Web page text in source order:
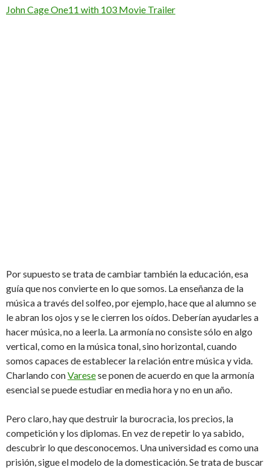
John Cage One11 with 103 Movie Trailer
Por supuesto se trata de cambiar también la educación, esa
guía que nos convierte en lo que somos. La enseñanza de la
música a través del solfeo, por ejemplo, hace que al alumno se
le abran los ojos y se le cierren los oídos. Deberían ayudarles a
hacer música, no a leerla. La armonía no consiste sólo en algo
vertical, como en la música tonal, sino horizontal, cuando
somos capaces de establecer la relación entre música y vida.
Charlando conVaresese ponen de acuerdo en que la armonía
esencial se puede estudiar en media hora y no en un año.
Pero claro, hay que destruir la burocracia, los precios, la
competición y los diplomas. En vez de repetir lo ya sabido,
descubrir lo que desconocemos. Una universidad es como una
prisión, sigue el modelo de la domesticación. Se trata de buscar